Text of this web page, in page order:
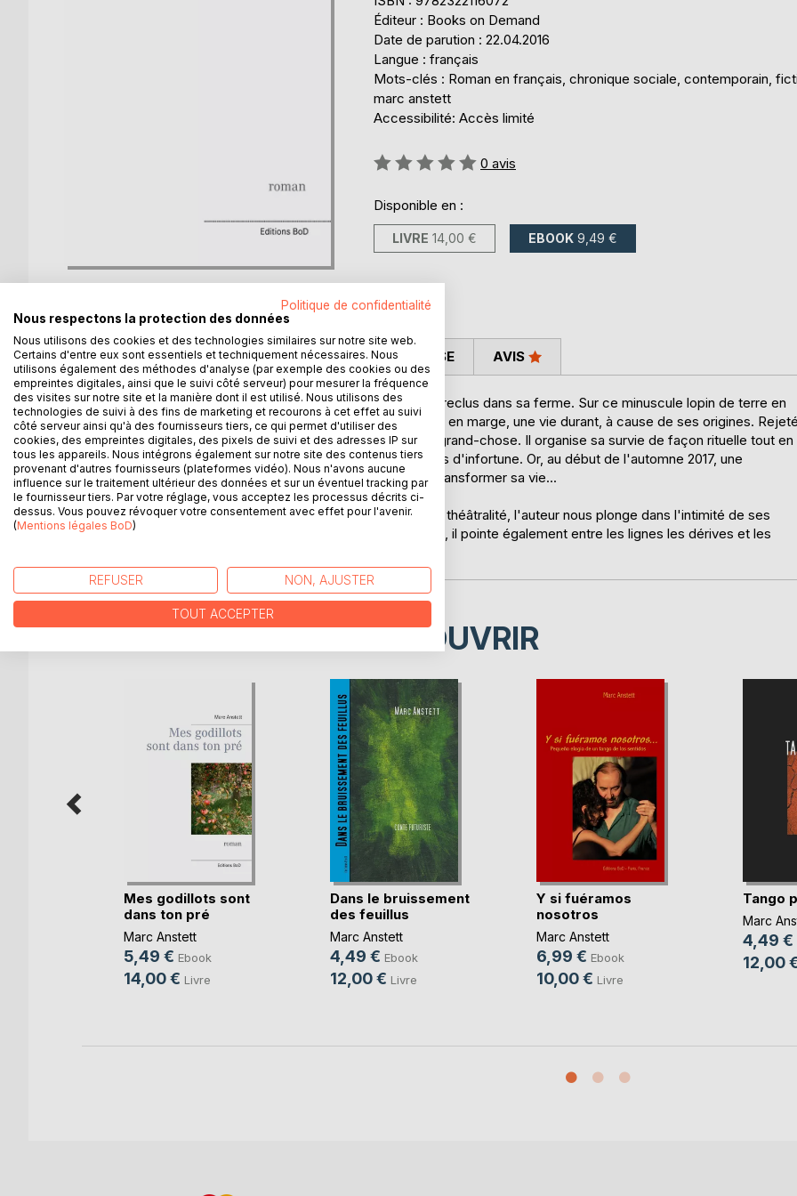
Éditeur : Books on Demand
Date de parution : 22.04.2016
Langue : français
Mots-clés : Roman en français, chronique sociale, contemporain,
marc anstett
Accessibilité: Accès limité
Évaluation:
0 avis
Disponible en :
LIVRE 14,00 € EBOOK 9,49 €
DESCRIPTION
Dans un village égaré près de la frontière, un chômeur vit reclus dans sa ferme. Sur ce minuscule lopin de terre en
proie aux difficultés économiques, ce sexagénaire a vécu en marge, une vie durant, à cause de ses origines.
par la grande majorité de son entourage, il n'espère plus grand-chose. Il organise sa survie de façon rituelle tout en
philosophant nonchalamment avec ses chats, colocataires d'infortune. Or, au début de l'automne 2017, une
mystérieuse lettre atterrit dans sa boîte. Cet imprévu va transformer sa vie...
Sur fond de chronique sociale, mêlant réalisme, poésie et théâtralité, l'auteur nous plonge dans l'intimité de ses
personnages. S'il teinte son récit d'humour et de fantaisie, il pointe également entre les lignes les dérives et les
AUTEUR(S) CRITIQUES PRESSE AVIS
D’AUTRES TITRES À DÉCOUVRIR
Mes godillots sont
dans ton pré
Marc Anstett
5,49 € Ebook
14,00 € Livre
Dans le bruissement
des feuillus
Marc Anstett
4,49 € Ebook
12,00 € Livre
Y si fuéramos
nosotros
Marc Anstett
6,99 € Ebook
10,00 € Livre
Tango
Marc
4,49 €
12,00
Politique de confidentialité
Nous respectons la protection des données
Nous utilisons des cookies et des technologies similaires sur notre site web.
Certains d'entre eux sont essentiels et techniquement nécessaires. Nous
utilisons également des méthodes d'analyse (par exemple des cookies ou des
empreintes digitales, ainsi que le suivi côté serveur) pour mesurer la fréquence
des visites sur notre site et la manière dont il est utilisé. Nous utilisons des
technologies de suivi à des fins de marketing et recourons à cet effet au suivi
côté serveur ainsi qu'à des fournisseurs tiers, ce qui permet d'utiliser des
cookies, des empreintes digitales, des pixels de suivi et des adresses IP sur
tous les appareils. Nous intégrons également sur notre site des contenus tiers
provenant d'autres fournisseurs (plateformes vidéo). Nous n'avons aucune
influence sur le traitement ultérieur des données et sur un éventuel tracking par
le fournisseur tiers. Par votre réglage, vous acceptez les processus décrits ci-
dessus. Vous pouvez révoquer votre consentement avec effet pour l'avenir.
(Mentions légales BoD)
REFUSER NON, AJUSTER
TOUT ACCEPTER